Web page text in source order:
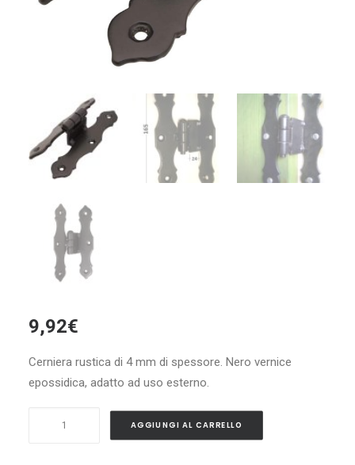
9,92€
Cerniera rustica di 4 mm di spessore. Nero vernice
epossidica, adatto ad uso esterno.
AGGIUNGI AL CARRELLO